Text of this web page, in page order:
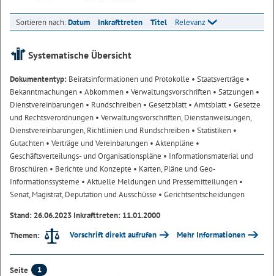
Sortieren nach:Datum Inkrafttreten Titel Relevanz
Systematische Übersicht
Dokumententyp: Beiratsinformationen und Protokolle • Staatsverträge •
Bekanntmachungen • Abkommen • Verwaltungsvorschriften • Satzungen •
Dienstvereinbarungen • Rundschreiben • Gesetzblatt• Amtsblatt• Gesetze
und Rechtsverordnungen • Verwaltungsvorschriften, Dienstanweisungen,
Dienstvereinbarungen, Richtlinien und Rundschreiben • Statistiken •
Gutachten • Verträge und Vereinbarungen • Aktenpläne •
Geschäftsverteilungs- und Organisationspläne • Informationsmaterial und
Broschüren • Berichte und Konzepte • Karten, Pläne und Geo-
Informationssysteme • Aktuelle Meldungen und Pressemitteilungen •
Senat, Magistrat, Deputation und Ausschüsse • Gerichtsentscheidungen
Stand: 26.06.2023 Inkrafttreten: 11.01.2000
Themen:
Vorschrift direkt aufrufen Mehr Informationen
Seite
1